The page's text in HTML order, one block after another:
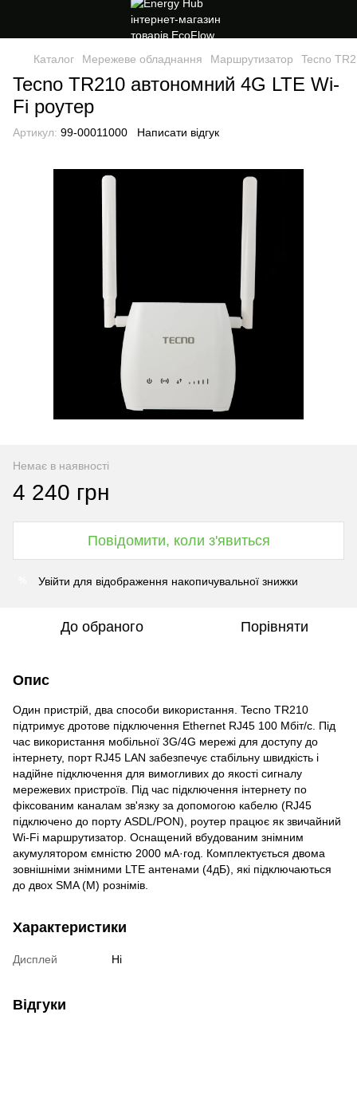
Каталог Мережеве обладнання Маршрутизатор Tecno
Tecno TR210 автономний 4G LTE Wi-
Fi роутер
Артикул: 99-00011000 Написати відгук
Немає в наявності
4 240 грн
Повідомити, коли з'явиться
Увійти для відображення накопичувальної знижки
До обраного Порівняти
Опис
Один пристрій, два способи використання. Tecno TR210
підтримує дротове підключення Ethernet RJ45 100 Мбіт/с. Під
час використання мобільної 3G/4G мережі для доступу до
інтернету, порт RJ45 LAN забезпечує стабільну швидкість і
надійне підключення для вимогливих до якості сигналу
мережевих пристроїв. Під час підключення інтернету по
фіксованим каналам зв'язку за допомогою кабелю (RJ45
підключено до порту ASDL/PON), роутер працює як звичайний
Wi-Fi маршрутизатор. Оснащений вбудованим знімним
акумулятором ємністю 2000 мА·год. Комплектується двома
зовнішніми знімними LTE антенами (4дБ), які підключаються
до двох SMA (M) рознімів.
Характеристики
Дисплей Ні
Відгуки